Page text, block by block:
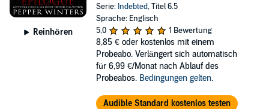
Reinhören
Serie: Indebted, Titel 6.5
Sprache: Englisch
5,0
1 Bewertung
8,85 € oder kostenlos mit einem
Probeabo. Verlängert sich automatisch
für 6,99 €/Monat nach Ablauf des
Probeabos. Bedingungen gelten.
Audible Standard kostenlos testen